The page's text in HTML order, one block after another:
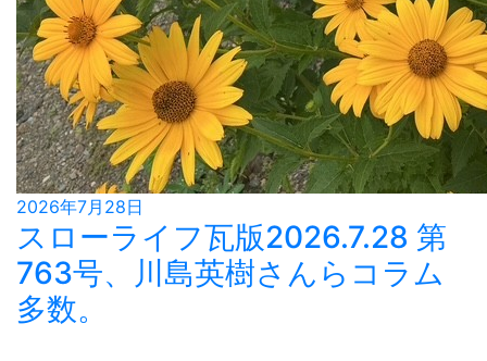
2026年7月28日
スローライフ瓦版2026.7.28 第
763号、川島英樹さんらコラム
多数。